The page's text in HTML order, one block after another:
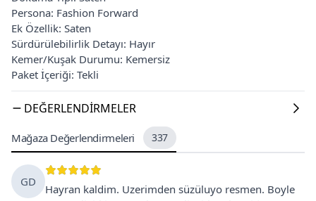
Persona: Fashion Forward
Ek Özellik: Saten
Sürdürülebilirlik Detayı: Hayır
Kemer/Kuşak Durumu: Kemersiz
Paket İçeriği: Tekli
DEĞERLENDIRMELER
Mağaza Değerlendirmeleri 337
GD
Hayran kaldim. Uzerimden süzüluyo resmen. Boyle